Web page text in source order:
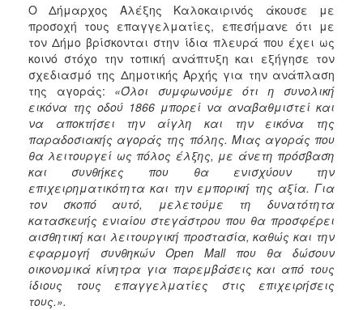
ΤΟΠΟΣ
ΠΟΛΙΤΙΣΜΟΣ
ΑΝΘΕΚΤΙΚΗ
ΠΟΛΗ
Ο Δήμαρχος Αλέξης Καλοκαιρινός άκουσε με
προσοχή τους επαγγελματίες, επεσήμανε ότι με
τον Δήμο βρίσκονται στην ίδια πλευρά που έχει ως
κοινό στόχο την τοπική ανάπτυξη και εξήγησε τον
σχεδιασμό της Δημοτικής Αρχής για την ανάπλαση
της αγοράς: «Όλοι συμφωνούμε ότι η συνολική
εικόνα της οδού 1866 μπορεί να αναβαθμιστεί και
να αποκτήσει την αίγλη και την εικόνα της
παραδοσιακής αγοράς της πόλης. Μιας αγοράς που
θα λειτουργεί ως πόλος έλξης, με άνετη πρόσβαση
και συνθήκες που θα ενισχύουν την
επιχειρηματικότητα και την εμπορική της αξία. Για
τον σκοπό αυτό, μελετούμε τη δυνατότητα
κατασκευής ενιαίου στεγάστρου που θα προσφέρει
αισθητική και λειτουργική προστασία, καθώς και την
εφαρμογή συνθηκών Open Mallπου θα δώσουν
οικονομικά κίνητρα για παρεμβάσεις και από τους
ίδιους τους επαγγελματίες στις επιχειρήσεις
τους.».